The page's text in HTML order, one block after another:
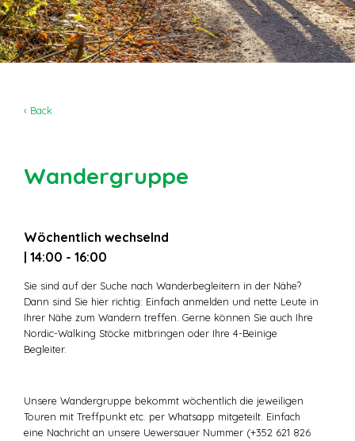
‹ Back
Wandergruppe
Wöchentlich wechselnd
| 14:00 - 16:00
Sie sind auf der Suche nach Wanderbegleitern in der Nähe?
Dann sind Sie hier richtig: Einfach anmelden und nette Leute in
Ihrer Nähe zum Wandern treffen. Gerne können Sie auch Ihre
Nordic-Walking Stöcke mitbringen oder Ihre 4-Beinige
Begleiter.
Unsere Wandergruppe bekommt wöchentlich die jeweiligen
Touren mit Treffpunkt etc. per Whatsapp mitgeteilt. Einfach
eine Nachricht an unsere Uewersauer Nummer (+352 621 826